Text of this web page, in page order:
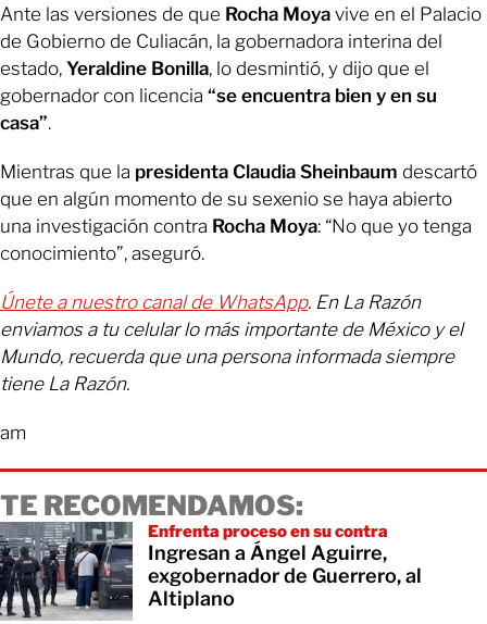
Ante las versiones de que Rocha Moya vive en el Palacio
de Gobierno de Culiacán, la gobernadora interina del
estado, Yeraldine Bonilla, lo desmintió, y dijo que el
gobernador con licencia “se encuentra bien y en su
casa”.
Mientras que la presidenta Claudia Sheinbaum descartó
que en algún momento de su sexenio se haya abierto
una investigación contra Rocha Moya: “No que yo tenga
conocimiento”, aseguró.
Únete a nuestro canal de WhatsApp. En La Razón
enviamos a tu celular lo más importante de México y el
Mundo, recuerda que una persona informada siempre
tiene La Razón.
am
TE RECOMENDAMOS:
Enfrenta proceso en su contra
Ingresan a Ángel Aguirre,
exgobernador de Guerrero, al
Altiplano